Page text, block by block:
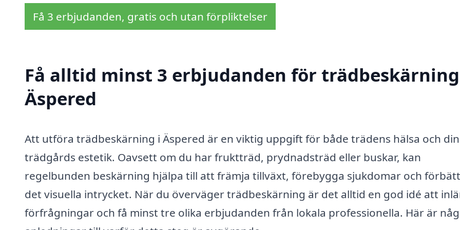
Få 3 erbjudanden, gratis och utan förpliktelser
Få alltid minst 3 erbjudanden för
Äspered
Att utföra trädbeskärning i Äspered är en viktig uppgift för både trädens hälsa och din
trädgårds estetik. Oavsett om du har fruktträd, prydnadsträd eller buskar, kan
regelbunden beskärning hjälpa till att främja tillväxt, förebygga sjukdomar och
det visuella intrycket. När du överväger trädbeskärning är det alltid en god idé att
förfrågningar och få minst tre olika erbjudanden från lokala professionella. Här är